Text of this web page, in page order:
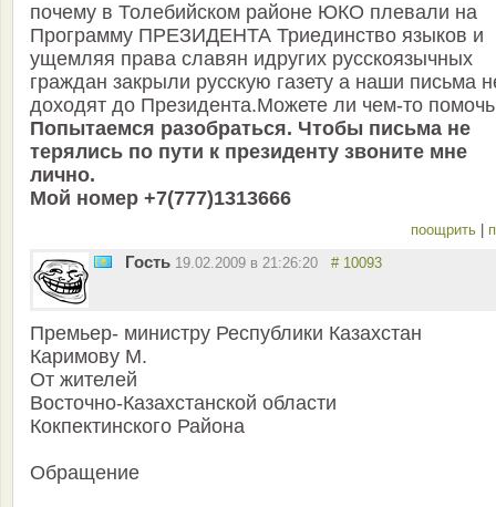
почему в Толебийском районе ЮКО плевали на
Программу ПРЕЗИДЕНТА Триединство языков и
ущемляя права славян идругих русскоязычных
граждан закрыли русскую газету а наши письма
доходят до Президента.Можете ли чем-то помочь
Попытаемся разобраться. Чтобы письма не
терялись по пути к президенту звоните мне
лично.
Мой номер +7(777)1313666
поощрить
Гость 19.02.2009 в 21:26:20 # 10093
Премьер- министру Республики Казахстан
Каримову М.
От жителей
Восточно-Казахстанской области
Кокпектинского Района
Обращение